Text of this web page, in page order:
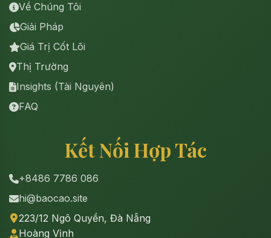
Về Chúng Tôi
Giải Pháp
Giá Trị Cốt Lõi
Thị Trường
Insights (Tài Nguyên)
FAQ
Kết Nối Hợp Tác
+8486 7786 086
hi@baocao.site
223/12 Ngô Quyền, Đà Nẵng
Hoàng Vịnh